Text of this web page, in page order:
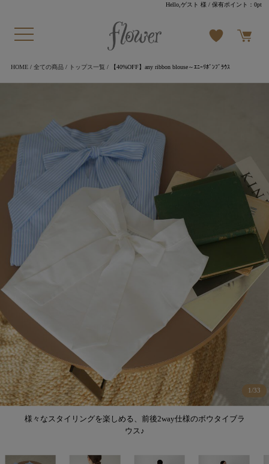
Hello,ゲスト 様 / 保有ポイント：0pt
HOME/ 全ての商品/ トップス一覧 / 【40%OFF】any ribbon blouse～ｴﾆｰﾘﾎﾞﾝﾌﾞﾗｳｽ
様々なスタイリングを楽しめる、前後2way仕様のボウタイブラ
ウス♪
1/33